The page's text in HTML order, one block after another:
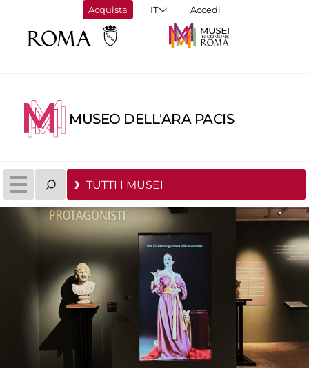
Acquista Accedi
MUSEO DELL'ARA PACIS
TUTTI I MUSEI